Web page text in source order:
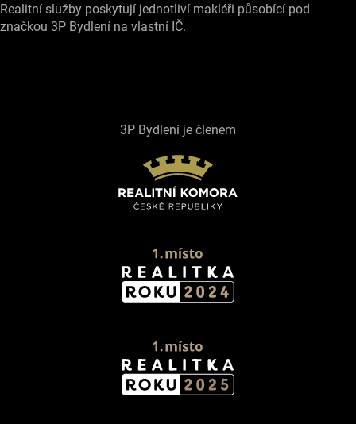
Realitní služby poskytují jednotliví makléři působící pod
značkou 3P Bydlení na vlastní IČ.
3P Bydlení je členem